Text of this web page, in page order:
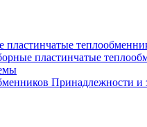
пластинчатые
пластинчатые
Принадлежности и